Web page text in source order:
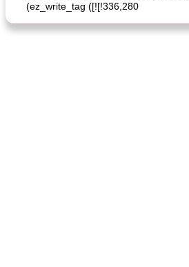
(ez_write_tag ([![!336,280